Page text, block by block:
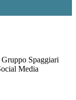
Spaggiari
Media